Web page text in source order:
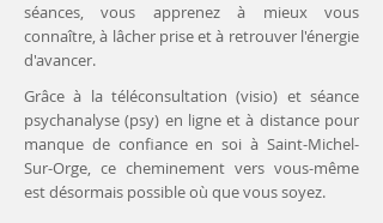
séances, vous apprenez à mieux vous
connaître, à lâcher prise et à retrouver l'énergie
d'avancer.
Grâce à la téléconsultation (visio) et séance
psychanalyse (psy) en ligne et à distance pour
manque de confiance en soi à Saint-Michel-
Sur-Orge, ce cheminement vers vous-même
est désormais possible où que vous soyez.